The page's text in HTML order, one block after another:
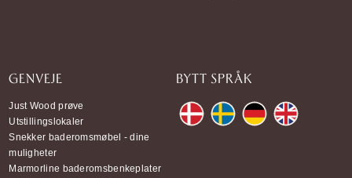
GENVEJE
Just Wood prøve
Utstillingslokaler
Snekker baderomsmøbel - dine
muligheter
Marmorline baderomsbenkeplater
BYTT SPRÅK